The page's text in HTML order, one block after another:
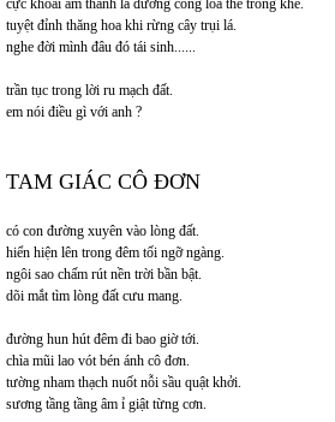
cực khoái âm thanh là đường cong loã thể trong khe.
tuyệt đỉnh thăng hoa khi rừng cây trụi lá.
nghe đời mình đâu đó tái sinh......
trần tục trong lời ru mạch đất.
em nói điều gì với anh ?
TAM GIÁC CÔ ĐƠN
có con đường xuyên vào lòng đất.
hiển hiện lên trong đêm tối ngỡ ngàng.
ngôi sao chấm rút nền trời bần bật.
dõi mắt tìm lòng đất cưu mang.
đường hun hút đêm đi bao giờ tới.
chìa mũi lao vót bén ánh cô đơn.
tường nham thạch nuốt nỗi sầu quật khởi.
sương tầng tầng âm ỉ giật từng cơn.